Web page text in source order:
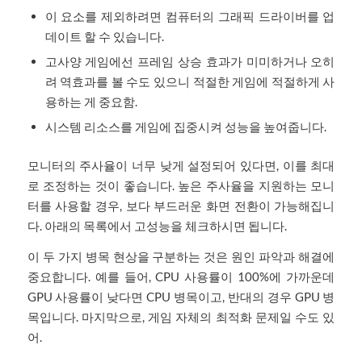
이 요소를 제외하려면 컴퓨터의 그래픽 드라이버를 업
데이트 할 수 있습니다.
고사양 게임에선 프레임 상승 효과가 미미하거나 오히
려 역효과를 볼 수도 있으니 적절한 게임에 적절하게 사
용하는 게 중요함.
시스템 리소스를 게임에 집중시켜 성능을 높여줍니다.
모니터의 주사율이 너무 낮게 설정되어 있다면, 이를 최대
로 조정하는 것이 좋습니다. 높은 주사율을 지원하는 모니
터를 사용할 경우, 보다 부드러운 화면 전환이 가능해집니
다. 아래의 목록에서 고성능을 체크하시면 됩니다.
이 두 가지 병목 현상을 구분하는 것은 원인 파악과 해결에
중요합니다. 예를 들어, CPU 사용률이 100%에 가까운데
GPU 사용률이 낮다면 CPU 병목이고, 반대의 경우 GPU 병
목입니다. 마지막으로, 게임 자체의 최적화 문제일 수도 있
어.